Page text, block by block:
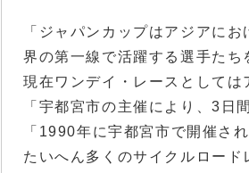
「ジャパンカップはアジアに
界の第一線で活躍する選手たち
現在ワンデイ・レースとして
「宇都宮市の主催により、3日
「1990年に宇都宮市で開催さ
たいへん多くのサイクルロード